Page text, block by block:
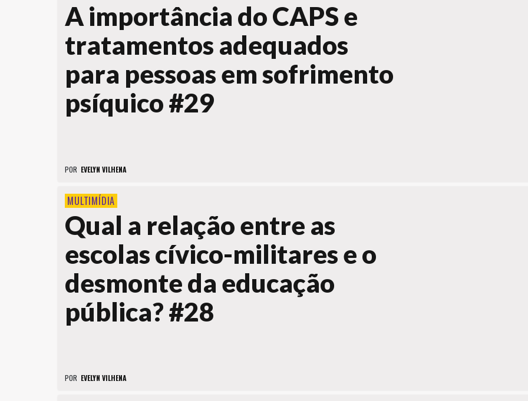
A importância do CAPS e
tratamentos adequados
para pessoas em sofrimento
psíquico #29
POR EVELYN VILHENA
MULTIMÍDIA
Qual a relação entre as
escolas cívico-militares e o
desmonte da educação
pública? #28
POR EVELYN VILHENA